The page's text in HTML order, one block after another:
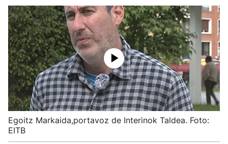
Egoitz Markaida,portavoz de Interinok Taldea. Foto:
EITB